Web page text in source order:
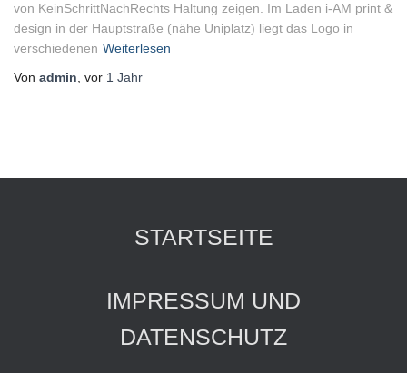
von KeinSchrittNachRechts Haltung zeigen. Im Laden i-AM print &
design in der Hauptstraße (nähe Uniplatz) liegt das Logo in
verschiedenen Weiterlesen
Von admin , vor 1 Jahr
STARTSEITE
IMPRESSUM UND
DATENSCHUTZ